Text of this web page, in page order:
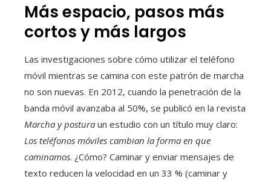
Más espacio, pasos más
cortos y más largos
Las investigaciones sobre cómo utilizar el teléfono
móvil mientras se camina con este patrón de marcha
no son nuevas. En 2012, cuando la penetración de la
banda móvil avanzaba al 50%, se publicó en la revista
Marcha y postura un estudio con un título muy claro:
Los teléfonos móviles cambian la forma en que
caminamos. ¿Cómo? Caminar y enviar mensajes de
texto reducen la velocidad en un 33 % (caminar y